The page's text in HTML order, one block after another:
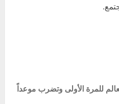
للمرة الأولى وتضرب موعداً